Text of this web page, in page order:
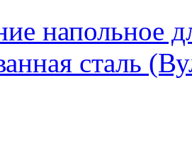
напольное
сталь